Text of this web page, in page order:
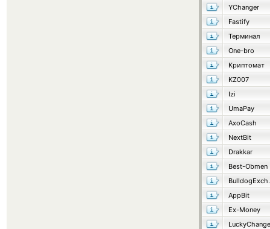
YChanger
Fastify
Терминал
One-bro
Криптомат
KZ007
Izi
UmaPay
AxoCash
NextBit
Drakkar
Best-Obmen
AppBit
Ex-Money
LuckyChange